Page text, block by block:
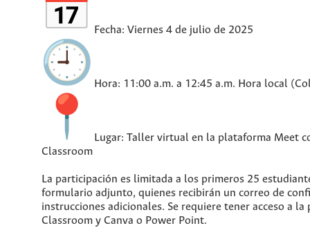
Fecha: Viernes 4 de julio de 2025
Hora: 11:00 a.m. a 12:45 a.m. Hora local
Lugar: Taller virtual en la plataforma Meet
Classroom
La participación es limitada a los primeros 25
formulario adjunto, quienes recibirán un correo de
instrucciones adicionales. Se requiere tener acceso a
Classroom y Canva o Power Point.